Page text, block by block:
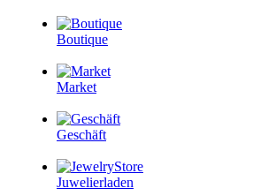
Boutique
Market
Geschäft
Juwelierladen